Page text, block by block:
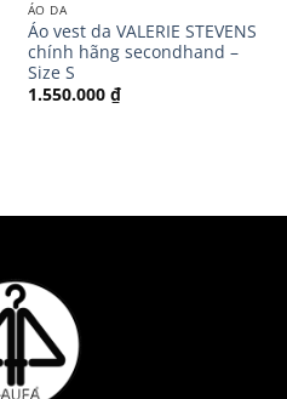
ÁO DA
Áo vest da VALERIE STEVENS
chính hãng secondhand –
Size S
1.550.000 ₫